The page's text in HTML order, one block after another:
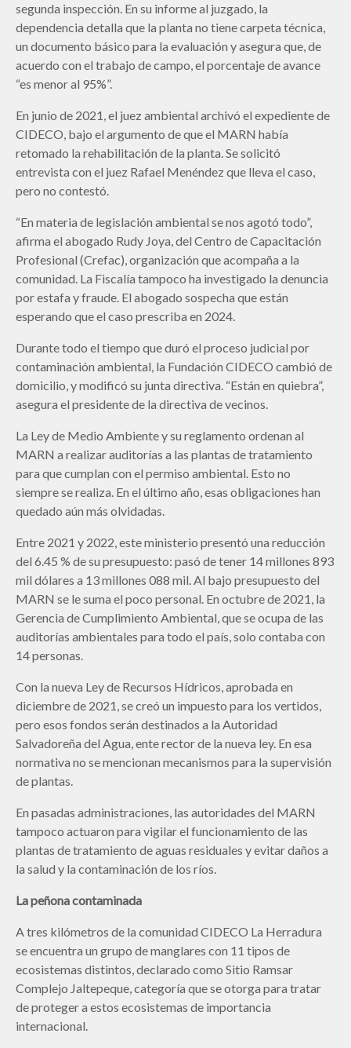
segunda inspección. En su informe al juzgado, la
dependencia detalla que la planta no tiene carpeta técnica,
un documento básico para la evaluación y asegura que, de
acuerdo con el trabajo de campo, el porcentaje de avance
“es menor al 95%”.
En junio de 2021, el juez ambiental archivó el expediente de
CIDECO, bajo el argumento de que el MARN había
retomado la rehabilitación de la planta. Se solicitó
entrevista con el juez Rafael Menéndez que lleva el caso,
pero no contestó.
“En materia de legislación ambiental se nos agotó todo”,
afirma el abogado Rudy Joya, del Centro de Capacitación
Profesional (Crefac), organización que acompaña a la
comunidad. La Fiscalía tampoco ha investigado la denuncia
por estafa y fraude. El abogado sospecha que están
esperando que el caso prescriba en 2024.
Durante todo el tiempo que duró el proceso judicial por
contaminación ambiental, la Fundación CIDECO cambió de
domicilio, y modificó su junta directiva. “Están en quiebra”,
asegura el presidente de la directiva de vecinos.
La Ley de Medio Ambiente y su reglamento ordenan al
MARN a realizar auditorías a las plantas de tratamiento
para que cumplan con el permiso ambiental. Esto no
siempre se realiza. En el último año, esas obligaciones han
quedado aún más olvidadas.
Entre 2021 y 2022, este ministerio presentó una reducción
del 6.45 % de su presupuesto: pasó de tener 14 millones 893
mil dólares a 13 millones 088 mil. Al bajo presupuesto del
MARN se le suma el poco personal. En octubre de 2021, la
Gerencia de Cumplimiento Ambiental, que se ocupa de las
auditorías ambientales para todo el país, solo contaba con
14 personas.
Con la nueva Ley de Recursos Hídricos, aprobada en
diciembre de 2021, se creó un impuesto para los vertidos,
pero esos fondos serán destinados a la Autoridad
Salvadoreña del Agua, ente rector de la nueva ley. En esa
normativa no se mencionan mecanismos para la supervisión
de plantas.
En pasadas administraciones, las autoridades del MARN
tampoco actuaron para vigilar el funcionamiento de las
plantas de tratamiento de aguas residuales y evitar daños a
la salud y la contaminación de los ríos.
La peñona contaminada
A tres kilómetros de la comunidad CIDECO La Herradura
se encuentra un grupo de manglares con 11 tipos de
ecosistemas distintos, declarado como Sitio Ramsar
Complejo Jaltepeque, categoría que se otorga para tratar
de proteger a estos ecosistemas de importancia
internacional.